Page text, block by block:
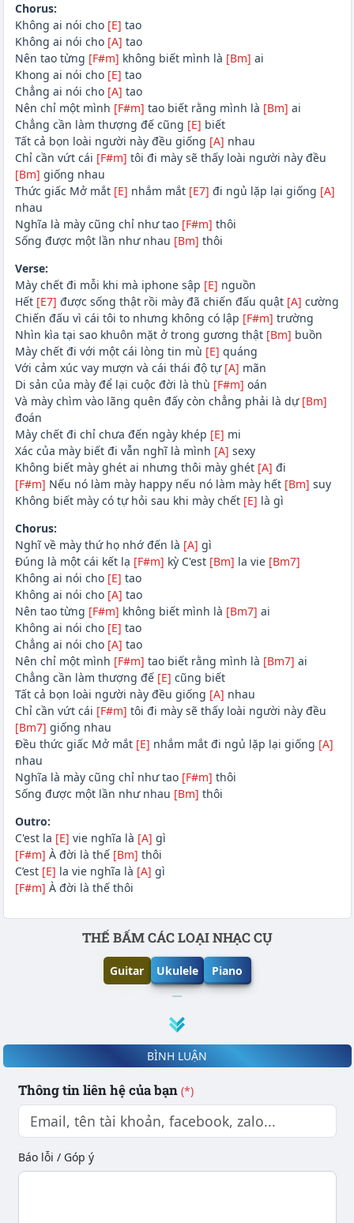
Chorus:
Không ai nói cho [E] tao
Không ai nói cho [A] tao
Nên tao từng [F#m] không biết mình là [Bm] ai
Khong ai nói cho [E] tao
Chẳng ai nói cho [A] tao
Nên chỉ một mình [F#m] tao biết rằng mình là [Bm] ai
Chẳng cần làm thượng đế cũng [E] biết
Tất cả bọn loài người này đều giống [A] nhau
Chỉ cần vứt cái [F#m] tôi đi mày sẽ thấy loài người này đều
[Bm] giống nhau
Thức giấc Mở mắt [E] nhắm mắt [E7] đi ngủ lặp lại giống [A]
nhau
Nghĩa là mày cũng chỉ như tao [F#m] thôi
Sống được một lần như nhau [Bm] thôi
Verse:
Mày chết đi mỗi khi mà iphone sập [E] nguồn
Hết [E7] được sống thật rồi mày đã chiến đấu quật [A] cường
Chiến đấu vì cái tôi to nhưng không có lập [F#m] trường
Nhìn kìa tại sao khuôn mặt ở trong gương thật [Bm] buồn
Mày chết đi với một cái lòng tin mù [E] quáng
Với cảm xúc vay mượn và cái thái độ tự [A] mãn
Di sản của mày để lại cuộc đời là thù [F#m] oán
Và mày chìm vào lãng quên đấy còn chẳng phải là dự [Bm]
đoán
Mày chết đi chỉ chưa đến ngày khép [E] mi
Xác của mày biết đi vẫn nghĩ là mình [A] sexy
Không biết mày ghét ai nhưng thôi mày ghét [A] đi
[F#m] Nếu nó làm mày happy nếu nó làm mày hết [Bm] suy
Không biết mày có tự hỏi sau khi mày chết [E] là gì
Chorus:
Nghĩ về mày thứ họ nhớ đến là [A] gì
Đúng là một cái kết lạ [F#m] kỳ C'est [Bm] la vie [Bm7]
Không ai nói cho [E] tao
Không ai nói cho [A] tao
Nên tao từng [F#m] không biết mình là [Bm7] ai
Không ai nói cho [E] tao
Chẳng ai nói cho [A] tao
Nên chỉ một mình [F#m] tao biết rằng mình là [Bm7] ai
Chẳng cần làm thượng đế [E] cũng biết
Tất cả bọn loài người này đều giống [A] nhau
Chỉ cần vứt cái [F#m] tôi đi mày sẽ thấy loài người này đều
[Bm7] giống nhau
Đều thức giấc Mở mắt [E] nhắm mắt đi ngủ lặp lại giống [A]
nhau
Nghĩa là mày cũng chỉ như tao [F#m] thôi
Sống được một lần như nhau [Bm] thôi
Outro:
C'est la [E] vie nghĩa là [A] gì
[F#m] À đời là thế [Bm] thôi
C’est [E] la vie nghĩa là [A] gì
[F#m] À đời là thế thôi
Phần nội dungTHẾ BẤM CÁC LOẠI NHẠC CỤ
Guitar Ukulele Piano
BÌNH LUẬN
Thông tin liên hệ của bạn (*)
Báo lỗi / Góp ý